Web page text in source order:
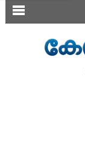
SECTIONS